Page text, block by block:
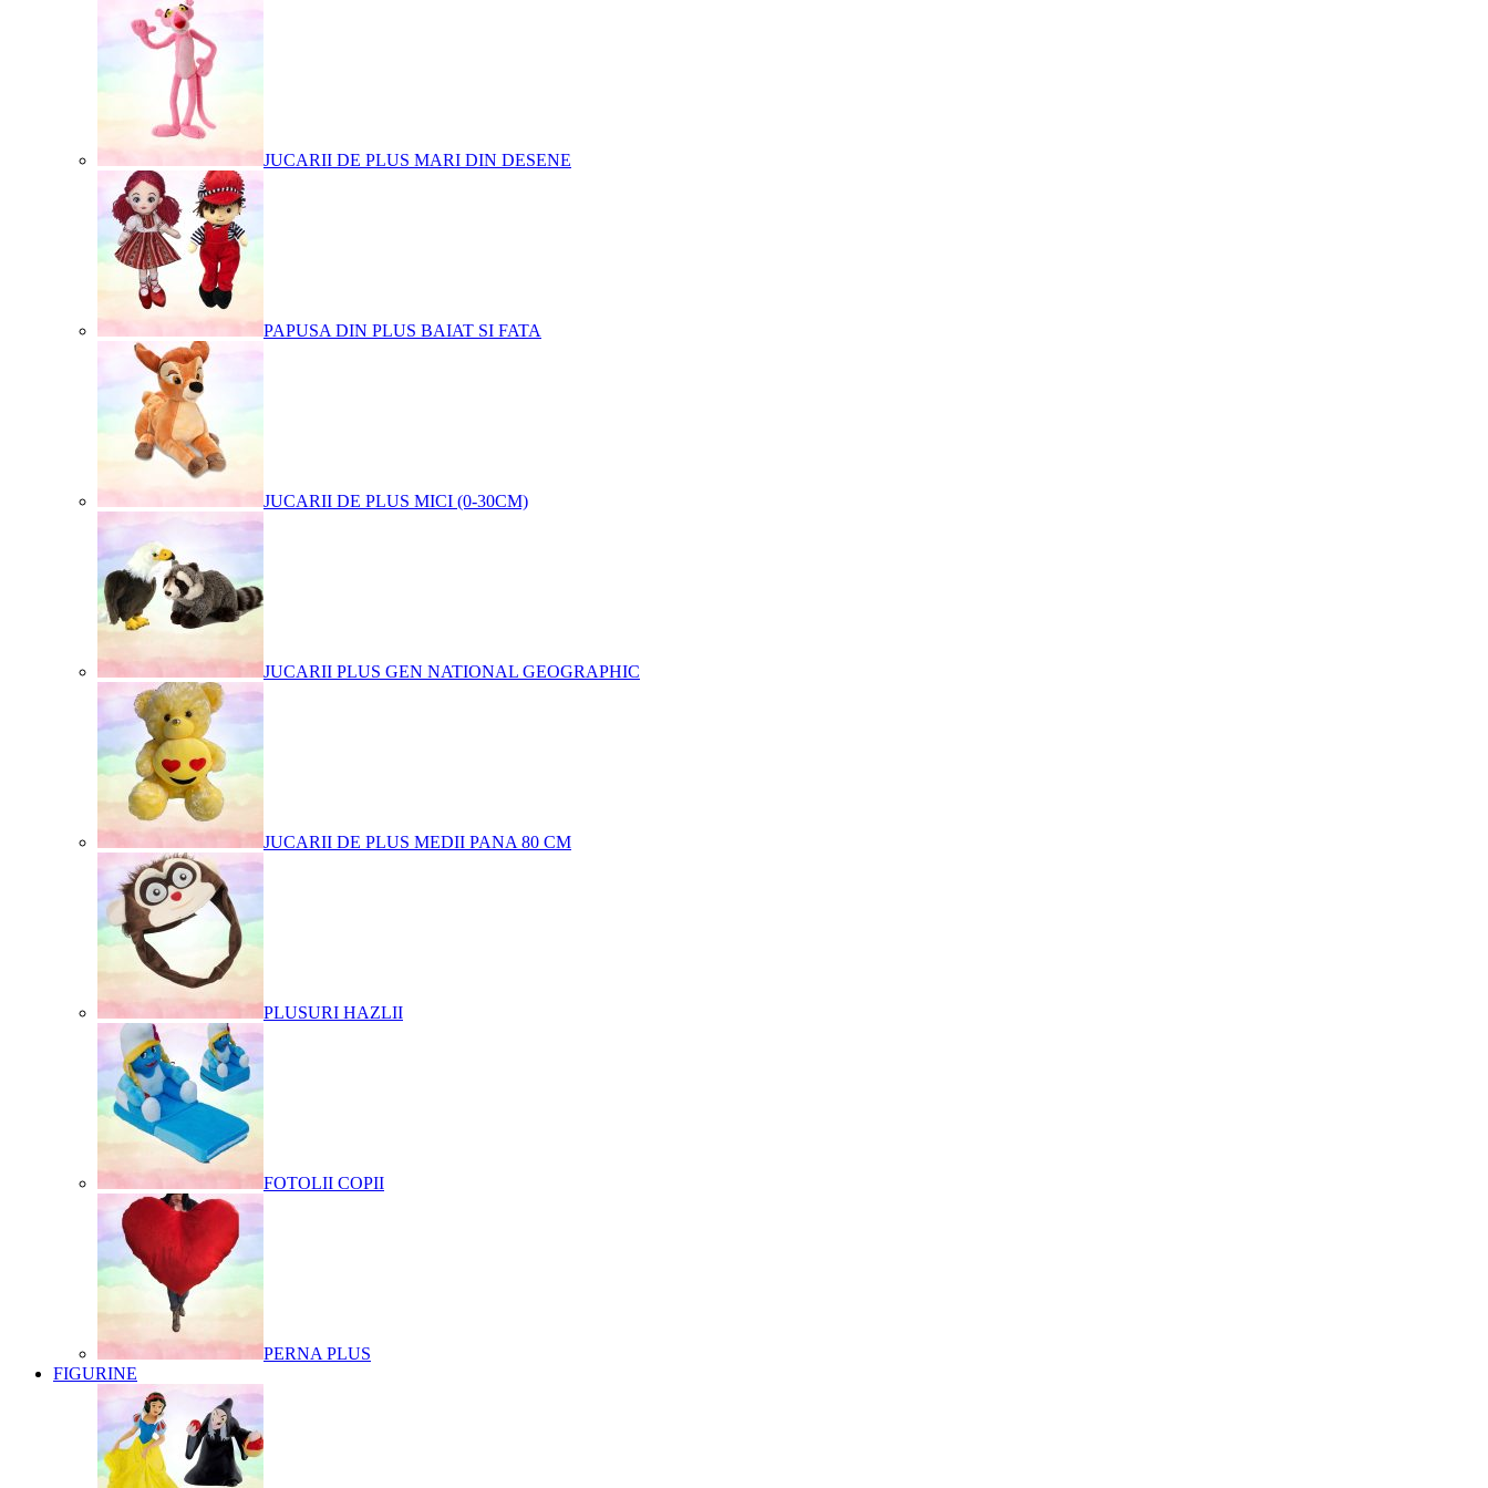
JUCARII DE PLUS MARI DIN DESENE
PAPUSA DIN PLUS BAIAT SI FATA
JUCARII DE PLUS MICI (0-30CM)
JUCARII PLUS GEN NATIONAL GEOGRAPHIC
JUCARII DE PLUS MEDII PANA 80 CM
PLUSURI HAZLII
FOTOLII COPII
PERNA PLUS
FIGURINE